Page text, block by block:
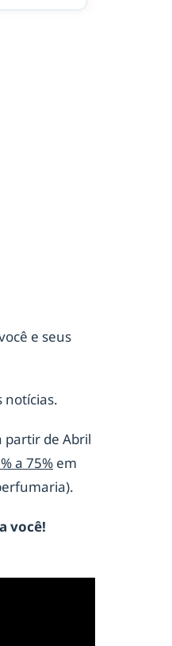
e seus
notícias.
partir de Abril
a 75% em
você!